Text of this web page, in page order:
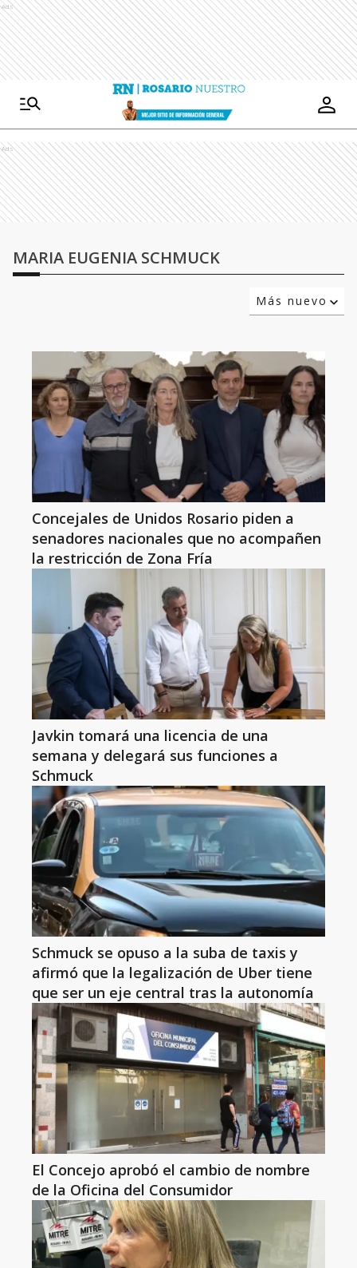
Ads
Ads
MARIA EUGENIA SCHMUCK
Más nuevo
Concejales de Unidos Rosario piden a
senadores nacionales que no acompañen
la restricción de Zona Fría
Javkin tomará una licencia de una
semana y delegará sus funciones a
Schmuck
Schmuck se opuso a la suba de taxis y
afirmó que la legalización de Uber tiene
que ser un eje central tras la autonomía
El Concejo aprobó el cambio de nombre
de la Oficina del Consumidor